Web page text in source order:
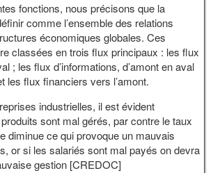
fonctions, nous précisons que la
comme l’ensemble des relations
économiques globales. Ces
classées en trois flux principaux : les flux
; les flux d’informations, d’amont en aval
les flux financiers vers l’amont.
industrielles, il est évident
sont mal gérés, par contre le taux
diminue ce qui provoque un mauvais
or si les salariés sont mal payés on devra
gestion [CREDOC]